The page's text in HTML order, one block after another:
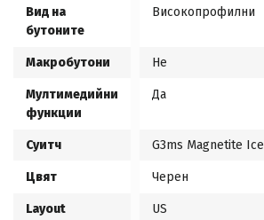
Вид на
бутоните
Високопрофилни
Макробутони Не
Мултимедийни
функции
Да
Суитч G3ms Magnetite Ice
Цвят Черен
Layout US